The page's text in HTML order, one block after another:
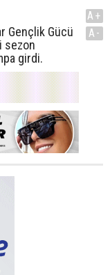
Gençlik Gücü
sezon
girdi.
A+
A-